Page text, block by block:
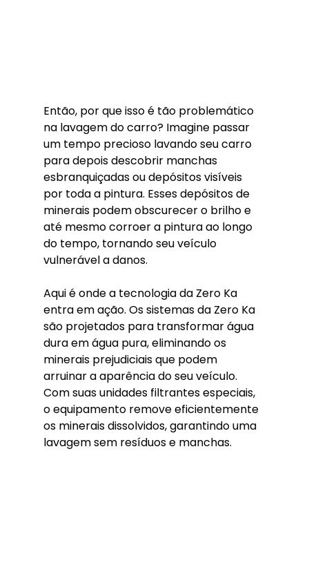
Então, por que isso é tão problemático
na lavagem do carro? Imagine passar
um tempo precioso lavando seu carro
para depois descobrir manchas
esbranquiçadas ou depósitos visíveis
por toda a pintura. Esses depósitos de
minerais podem obscurecer o brilho e
até mesmo corroer a pintura ao longo
do tempo, tornando seu veículo
vulnerável a danos.
Aqui é onde a tecnologia da Zero Ka
entra em ação. Os sistemas da Zero Ka
são projetados para transformar água
dura em água pura, eliminando os
minerais prejudiciais que podem
arruinar a aparência do seu veículo.
Com suas unidades filtrantes especiais,
o equipamento remove eficientemente
os minerais dissolvidos, garantindo uma
lavagem sem resíduos e manchas.